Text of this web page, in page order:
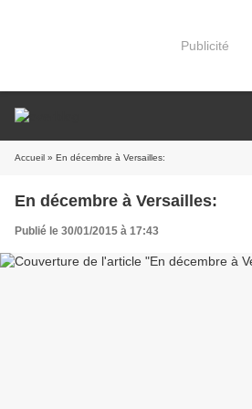
Publicité
Accueil » En décembre à Versailles:
En décembre à Versailles:
Publié le 30/01/2015 à 17:43